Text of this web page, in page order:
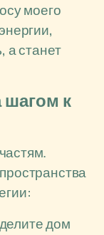
моего
а станет
шагом к
дом